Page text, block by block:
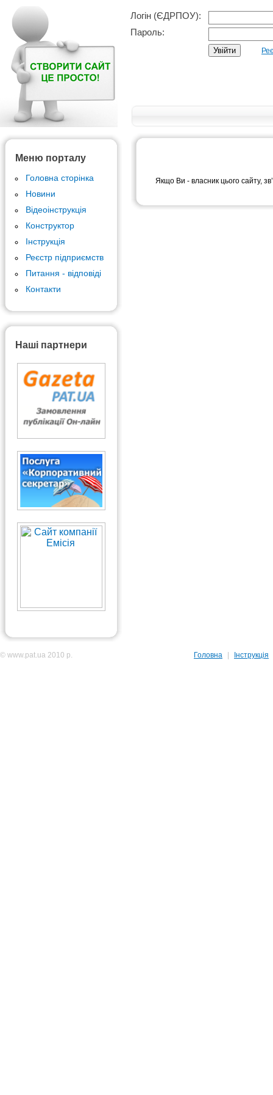
Логін (ЄДРПОУ):
Пароль:
Меню порталу
Головна сторінка
Новини
Відеоінструкція
Конструктор
Інструкція
Реєстр підприємств
Питання - відповіді
Контакти
Наші партнери
Якщо Ви - власник цього сайту,
© www.pat.ua 2010 р. Головна Інструкція